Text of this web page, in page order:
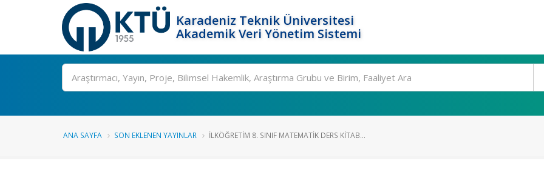
Karadeniz Teknik Üniversitesi
Akademik Veri Yönetim Sistemi
Ara
ANA SAYFA SON EKLENEN YAYINLAR İLKÖĞRETIM 8. SINIF MATEMATIK DERS KITAB...